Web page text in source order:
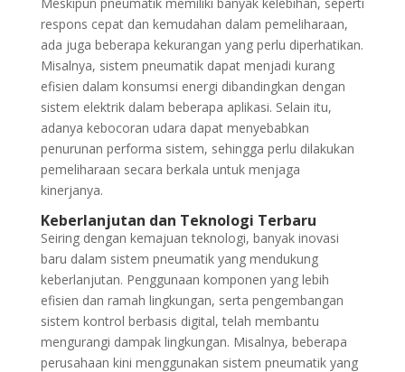
respons cepat dan kemudahan dalam pemeliharaan,
ada juga beberapa kekurangan yang perlu diperhatikan.
Misalnya, sistem pneumatik dapat menjadi kurang
efisien dalam konsumsi energi dibandingkan dengan
sistem elektrik dalam beberapa aplikasi. Selain itu,
adanya kebocoran udara dapat menyebabkan
penurunan performa sistem, sehingga perlu dilakukan
pemeliharaan secara berkala untuk menjaga
kinerjanya.
Keberlanjutan dan Teknologi Terbaru
Seiring dengan kemajuan teknologi, banyak inovasi
baru dalam sistem pneumatik yang mendukung
keberlanjutan. Penggunaan komponen yang lebih
efisien dan ramah lingkungan, serta pengembangan
sistem kontrol berbasis digital, telah membantu
mengurangi dampak lingkungan. Misalnya, beberapa
perusahaan kini menggunakan sistem pneumatik yang